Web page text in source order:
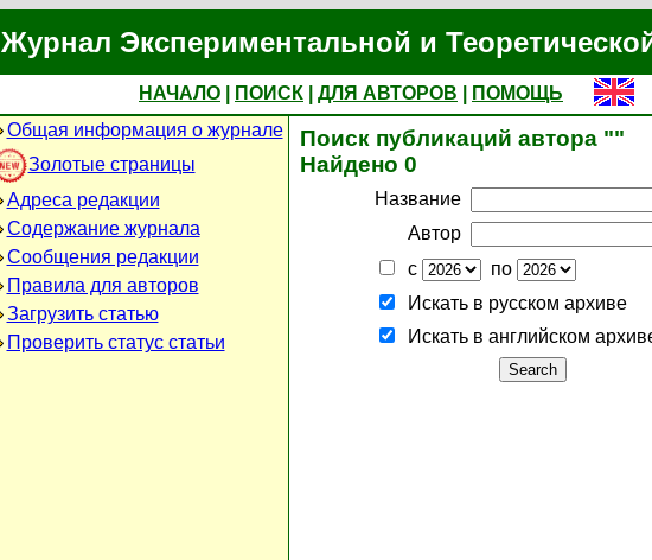
Журнал Экспериментальной и
НАЧАЛО ПОИСК ДЛЯ АВТОРОВ
ПОМОЩЬ
Общая информация о журнале
Золотые страницы
Адреса редакции
Содержание журнала
Сообщения редакции
Правила для авторов
Загрузить статью
Проверить статус статьи
Поиск публикаций автора ""
Найдено 0
Название
Автор
с
по
Искать в русском архиве
Искать в английском